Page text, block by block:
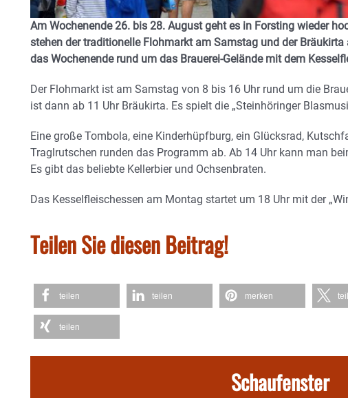
Am Wochenende 26. bis 28. August geht es in Forsting wieder
stehen der traditionelle Flohmarkt am Samstag und der
das Wochenende rund um das Brauerei-Gelände mit dem
Der Flohmarkt ist am Samstag von 8 bis 16 Uhr rund um die
ist dann ab 11 Uhr Bräukirta. Es spielt die „Steinhöringer
Eine große Tombola, eine Kinderhüpfburg, ein Glücksrad,
Traglrutschen runden das Programm ab. Ab 14 Uhr kann man
Es gibt das beliebte Kellerbier und Ochsenbraten.
Das Kesselfleischessen am Montag startet um 18 Uhr mit der
Teilen Sie diesen Beitrag!
teilen teilen merken
teilen
Schaufenster